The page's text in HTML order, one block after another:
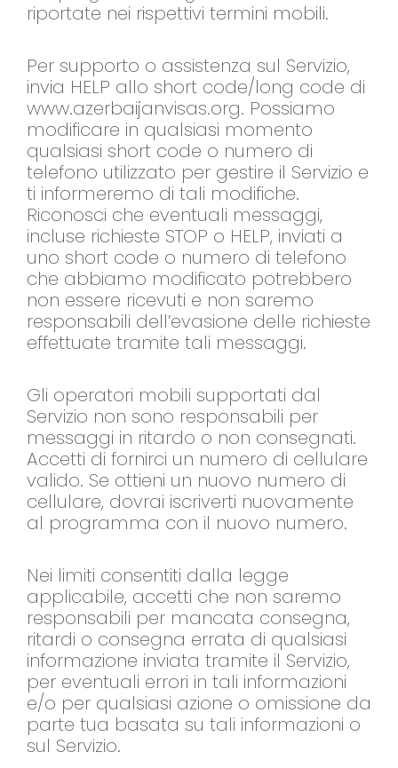
riportate nei rispettivi termini mobili.
Per supporto o assistenza sul Servizio,
invia HELP allo short code/long code di
www.azerbaijanvisas.org. Possiamo
modificare in qualsiasi momento
qualsiasi short code o numero di
telefono utilizzato per gestire il Servizio e
ti informeremo di tali modifiche.
Riconosci che eventuali messaggi,
incluse richieste STOP o HELP, inviati a
uno short code o numero di telefono
che abbiamo modificato potrebbero
non essere ricevuti e non saremo
responsabili dell’evasione delle richieste
effettuate tramite tali messaggi.
Gli operatori mobili supportati dal
Servizio non sono responsabili per
messaggi in ritardo o non consegnati.
Accetti di fornirci un numero di cellulare
valido. Se ottieni un nuovo numero di
cellulare, dovrai iscriverti nuovamente
al programma con il nuovo numero.
Nei limiti consentiti dalla legge
applicabile, accetti che non saremo
responsabili per mancata consegna,
ritardi o consegna errata di qualsiasi
informazione inviata tramite il Servizio,
per eventuali errori in tali informazioni
e/o per qualsiasi azione o omissione da
parte tua basata su tali informazioni o
sul Servizio.